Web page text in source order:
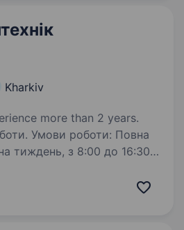
Kharkiv
more than 2 years.
Умови роботи: Повна
тиждень, з 8:00 до 16:30.
інженерних систем.